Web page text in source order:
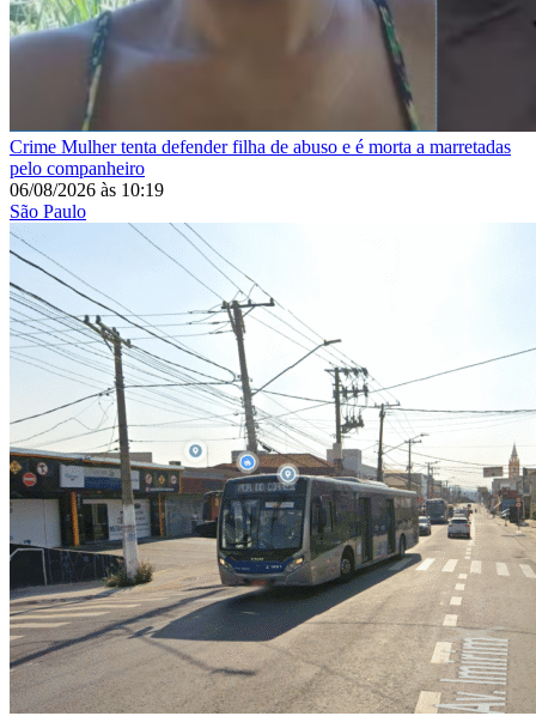
Crime Mulher tenta defender filha de abuso e é morta a marretadas
pelo companheiro
06/08/2026 às 10:19
São Paulo